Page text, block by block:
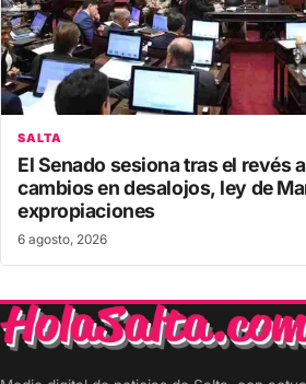
SALTA
El Senado sesiona tras el revés
cambios en desalojos, ley de
expropiaciones
6 agosto, 2026